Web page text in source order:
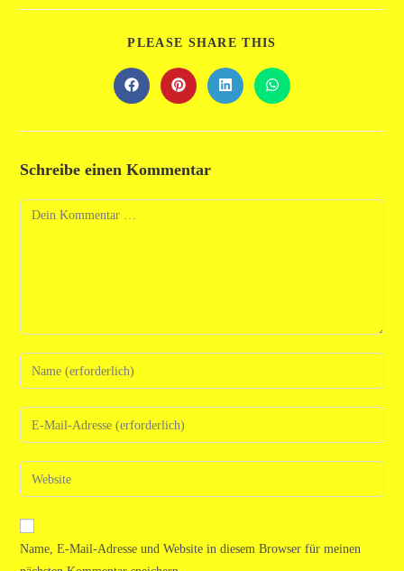
PLEASE SHARE THIS
TEILEN
Öffnet
in
neuen
Öffnet
in
neuen
Öffnet
in
neuen
Öffnet
in
neuen
Schreibe einen Kommentar
Kommentar
Gib
deinen
Namen
oder
zum
Kommentieren
ein
Gib
deine
E-
Mail-
zum
Kommentieren
Gib
deine
Website-
Name, E-Mail-Adresse und Website in diesem Browser für meinen